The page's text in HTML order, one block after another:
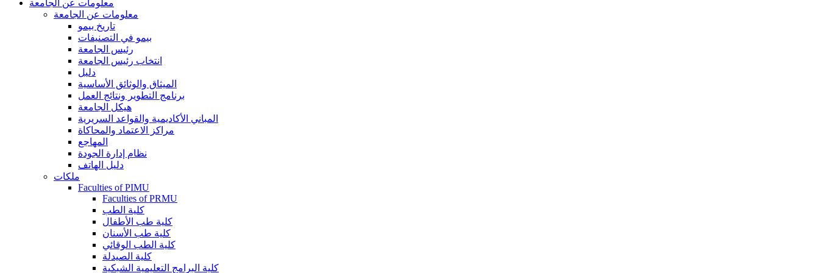
معلومات عن الجامعة
معلومات عن الجامعة
تاريخ بيمو
بيمو في التصنيفات
رئيس الجامعة
انتخاب رئيس الجامعة
دليل
الميثاق والوثائق الأساسية
برنامج التطوير ونتائج العمل
هيكل الجامعة
المباني الأكاديمية والقواعد السريرية
مراكز الاعتماد والمحاكاة
المهاجع
نظام إدارة الجودة
دليل الهاتف
ملكات
Faculties of PIMU
Faculties of PRMU
كلية الطب
كلية طب الأطفال
كلية طب الأسنان
كلية الطب الوقائي
كلية الصيدلة
كلية البرامج التعليمية الشبكية